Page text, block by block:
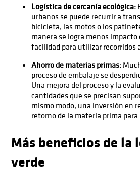
Logística de cercanía ecológica:
urbanos se puede recurrir a
bicicleta, las motos o los
manera se logra menos impacto
facilidad para utilizar recorridos
Ahorro de materias primas:
proceso de embalaje se
Una mejora del proceso y la
cantidades que se precisan
mismo modo, una inversión en
retorno de la materia prima
Más beneficios de la
verde